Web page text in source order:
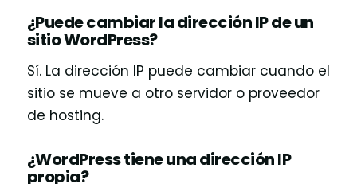
¿Puede cambiar la dirección IP de un
sitio WordPress?
Sí. La dirección IP puede cambiar cuando el
sitio se mueve a otro servidor o proveedor
de hosting.
¿WordPress tiene una dirección IP
propia?